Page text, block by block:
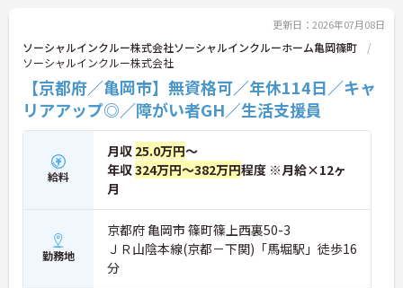
心です。また、請求・申請業務は本社専門部署が一
括対応するため、利用者さまへの支援に集中できま
す。キャリアアップを目指したい方、プライベート
と両立しながら専門性を高めたい方におすすめで
す。ご興味のある方は詳細等をお伝えしますので、
お気軽にお問い合わせください。
更新日：2026年07月08日
ソーシャルインクルー株式会社ソーシャルインクルーホーム亀岡篠町
ソーシャルインクルー株式会社
【京都府／亀岡市】無資格可／年休114日／キャ
リアアップ◎／障がい者GH／生活支援員
給料
月収 25.0万円～
年収324万円～382万円程度 ※月給×12ヶ
月
勤務地
京都府 亀岡市 篠町篠上西裏50-3
ＪＲ山陰本線(京都－下関)「馬堀駅」徒歩16
分